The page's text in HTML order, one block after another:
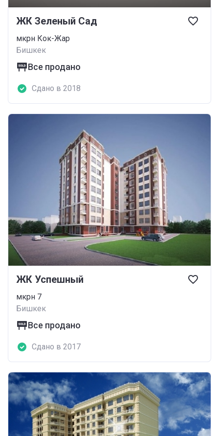
ЖК Зеленый Сад
мкрн Кок-Жар
Бишкек
Все продано
Сдано в 2018
ЖК Успешный
мкрн 7
Бишкек
Все продано
Сдано в 2017